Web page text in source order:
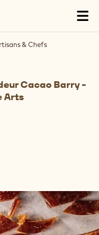
& Chefs
Cacao Barry -
Arts